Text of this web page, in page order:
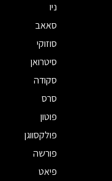
ניו
סאאב
סוזוקי
סיטרואן
סקודה
סרס
פוטון
פולקסווגן
פורשה
פיאט